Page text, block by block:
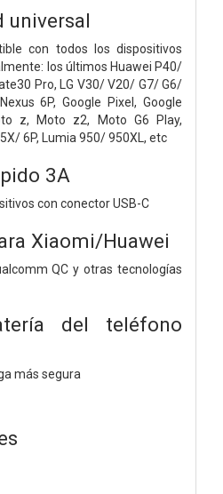
universal
con todos los dispositivos
los últimos Huawei P40/
Pro, LG V30/ V20/ G7/ G6/
6P, Google Pixel, Google
z, Moto z2, Moto G6 Play,
6P, Lumia 950/ 950XL, etc
3A
con conector USB-C
Xiaomi/Huawei
QC y otras tecnologías
del teléfono
más segura